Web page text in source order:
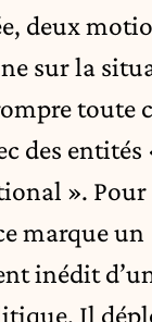
deux
sur la
toute
des
». Pour
marque un
inédit
Il